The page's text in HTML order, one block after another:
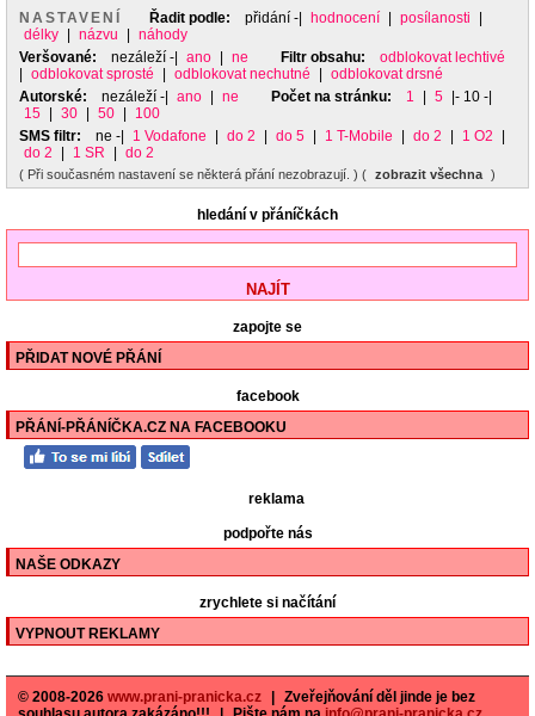
NASTAVENÍ Řadit podle: přidání -| hodnocení posílanosti
délky
názvu
náhody
Veršované:
nezáleží -| ano ne Filtr obsahu:
odblokovat lechtivé
odblokovat sprosté odblokovat nechutné
odblokovat drsné
Autorské:
nezáleží -| ano ne Počet na stránku: 1 5
|- 10 -|
15
30 50
100
SMS filtr:
ne -| 1 Vodafone do 2 do 5 1 T-Mobile do 2 1 O2
do 2
1 SR do 2
( Při současném nastavení se některá přání nezobrazují. ) ( zobrazit všechna )
hledání v přáníčkách
zapojte se
PŘIDAT NOVÉ PŘÁNÍ
facebook
PŘÁNÍ-PŘÁNÍČKA.CZ NA FACEBOOKU
reklama
podpořte nás
NAŠE ODKAZY
zrychlete si načítání
VYPNOUT REKLAMY
© 2008-2026 www.prani-pranicka.cz
Zveřejňování děl jinde je bez